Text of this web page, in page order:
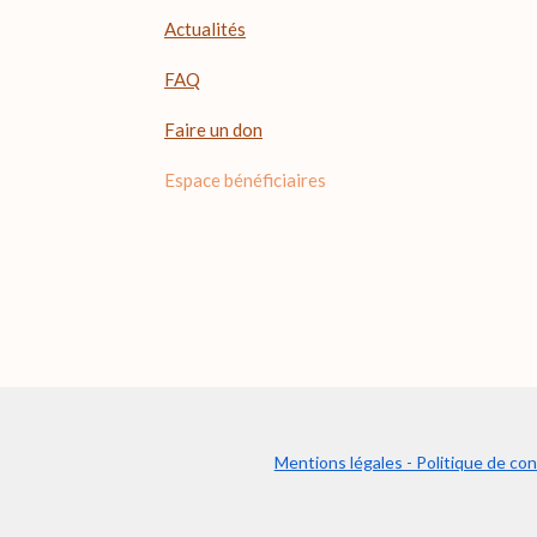
Actualités
FAQ
Faire un don
Espace bénéficiaires
Mentions légales - Politique de